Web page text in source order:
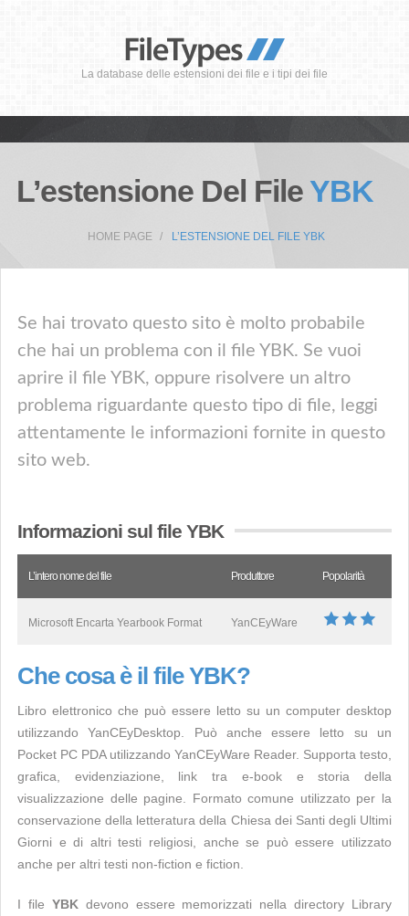
La database delle estensioni dei file e i tipi dei file
L’estensione Del File YBK
HOME PAGE L’ESTENSIONE DEL FILE YBK
Se hai trovato questo sito è molto probabile
che hai un problema con il file YBK. Se vuoi
aprire il file YBK, oppure risolvere un altro
problema riguardante questo tipo di file, leggi
attentamente le informazioni fornite in questo
sito web.
Informazioni sul file YBK
L’intero nome del file Produttore Popolarità
Microsoft Encarta Yearbook Format YanCEyWare
Che cosa è il file YBK?
Libro elettronico che può essere letto su un computer desktop
utilizzando YanCEyDesktop. Può anche essere letto su un
Pocket PC PDA utilizzando YanCEyWare Reader. Supporta testo,
grafica, evidenziazione, link tra e-book e storia della
visualizzazione delle pagine. Formato comune utilizzato per la
conservazione della letteratura della Chiesa dei Santi degli Ultimi
Giorni e di altri testi religiosi, anche se può essere utilizzato
anche per altri testi non-fiction e fiction.
I file YBKdevono essere memorizzati nella directory Library